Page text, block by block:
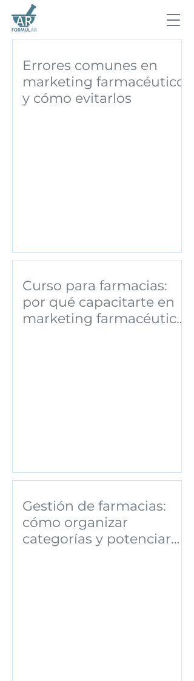
Errores comunes en
marketing farmacéutico
y cómo evitarlos
Curso para farmacias:
por qué capacitarte en
marketing farmacéutico
Gestión de farmacias:
cómo organizar
categorías y potenciar